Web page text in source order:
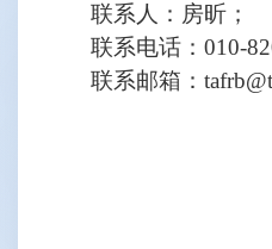
联系人：房昕；
联系电话：010-
联系邮箱：